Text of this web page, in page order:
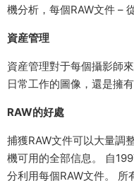
機分析，每個RAW文件 –
資産管理
資産管理對于每個攝影師
日常工作的圖像，還是擁
RAW的好處
捕獲RAW文件可以大量調
機可用的全部信息。 自
分利用每個RAW文件。